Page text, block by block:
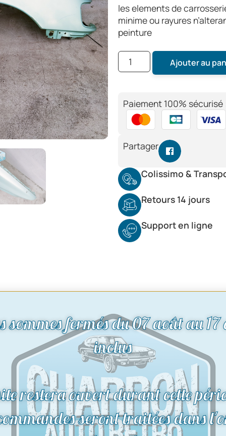
les elements de
minime ou rayures
peinture
Ajouter au
Paiement 100% sécurisé
Partager
Colissimo &
Retours 14 jours
Support en ligne
Promo !
sommes fermés du 07 août au
inclus
restera ouvert durant cette
seront traitées dans